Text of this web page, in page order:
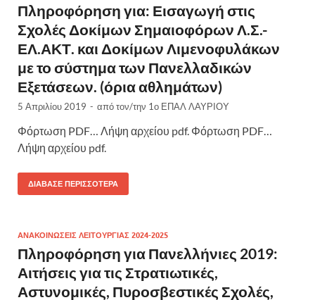
Πληροφόρηση για: Εισαγωγή στις
Σχολές Δοκίμων Σημαιοφόρων Λ.Σ.-
ΕΛ.ΑΚΤ. και Δοκίμων Λιμενοφυλάκων
με το σύστημα των Πανελλαδικών
Εξετάσεων. (όρια αθλημάτων)
5 Απριλίου 2019 - από τον/την 1ο ΕΠΑΛ ΛΑΥΡΙΟΥ
Φόρτωση PDF… Λήψη αρχείου pdf. Φόρτωση PDF…
Λήψη αρχείου pdf.
ΔΙΆΒΑΣΕ ΠΕΡΙΣΣΌΤΕΡΑ
ΑΝΑΚΟΙΝΩΣΕΙΣ ΛΕΙΤΟΥΡΓΙΑΣ 2024-2025
Πληροφόρηση για Πανελλήνιες 2019:
Αιτήσεις για τις Στρατιωτικές,
Αστυνομικές, Πυροσβεστικές Σχολές,